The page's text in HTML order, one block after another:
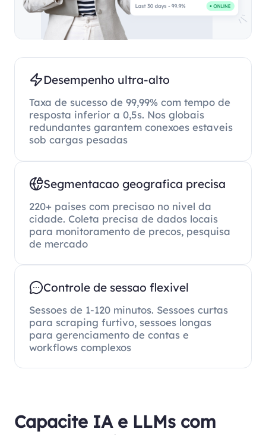
Desempenho ultra-alto
Taxa de sucesso de 99,99% com tempo de
resposta inferior a 0,5s. Nos globais
redundantes garantem conexoes estaveis
sob cargas pesadas
Segmentacao geografica precisa
220+ paises com precisao no nivel da
cidade. Coleta precisa de dados locais
para monitoramento de precos, pesquisa
de mercado
Controle de sessao flexivel
Sessoes de 1-120 minutos. Sessoes curtas
para scraping furtivo, sessoes longas
para gerenciamento de contas e
workflows complexos
Capacite IA e LLMs com